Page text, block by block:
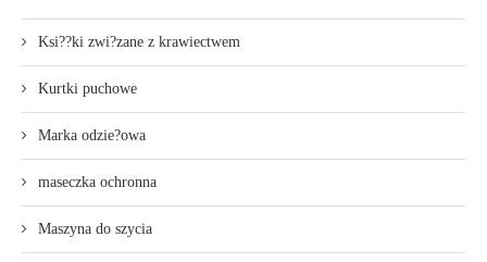
Ksi??ki zwi?zane z krawiectwem
Kurtki puchowe
Marka odzie?owa
maseczka ochronna
Maszyna do szycia